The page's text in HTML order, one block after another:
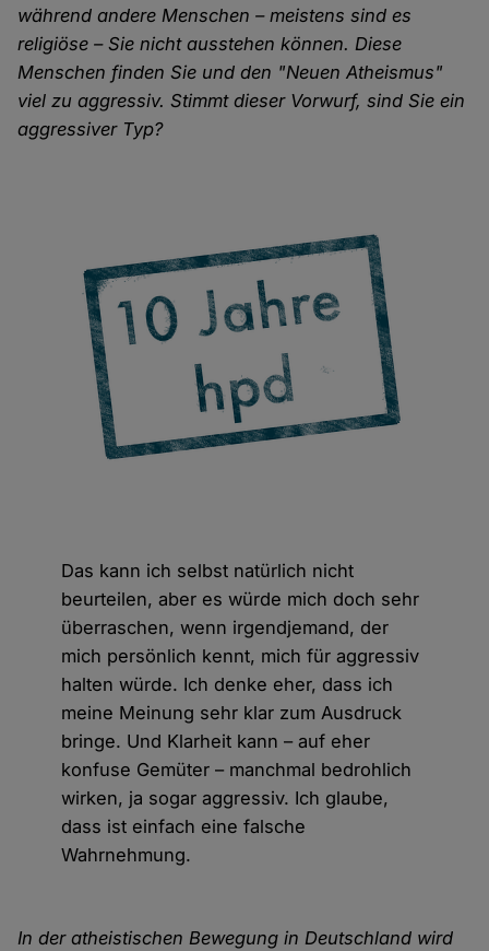
während andere Menschen – meistens sind es
religiöse – Sie nicht ausstehen können. Diese
Menschen finden Sie und den "Neuen Atheismus"
viel zu aggressiv. Stimmt dieser Vorwurf, sind Sie ein
aggressiver Typ?
Das kann ich selbst natürlich nicht
beurteilen, aber es würde mich doch sehr
überraschen, wenn irgendjemand, der
mich persönlich kennt, mich für aggressiv
halten würde. Ich denke eher, dass ich
meine Meinung sehr klar zum Ausdruck
bringe. Und Klarheit kann – auf eher
konfuse Gemüter – manchmal bedrohlich
wirken, ja sogar aggressiv. Ich glaube,
dass ist einfach eine falsche
Wahrnehmung.
In der atheistischen Bewegung in Deutschland wird